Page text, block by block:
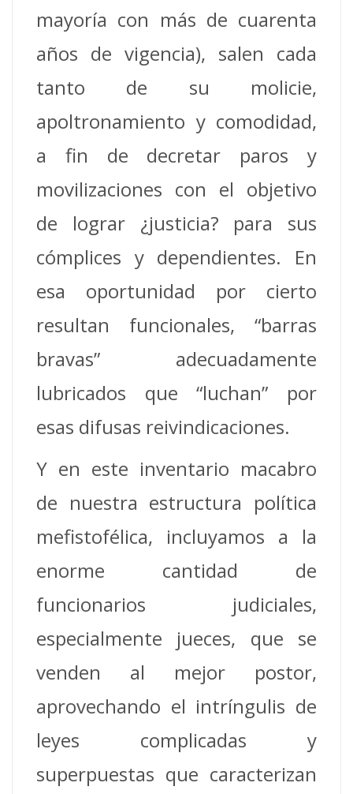
mayoría con más de cuarenta
años de vigencia), salen cada
tanto de su molicie,
apoltronamiento y comodidad,
a fin de decretar paros y
movilizaciones con el objetivo
de lograr ¿justicia? para sus
cómplices y dependientes. En
esa oportunidad por cierto
resultan funcionales, “barras
bravas” adecuadamente
lubricados que “luchan” por
esas difusas reivindicaciones.
Y en este inventario macabro
de nuestra estructura política
mefistofélica, incluyamos a la
enorme cantidad de
funcionarios judiciales,
especialmente jueces, que se
venden al mejor postor,
aprovechando el intríngulis de
leyes complicadas y
superpuestas que caracterizan